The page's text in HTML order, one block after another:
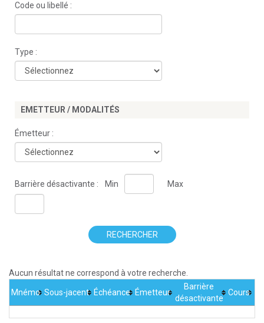
Code ou libellé :
Type :
EMETTEUR / MODALITÉS
Émetteur :
Barrière désactivante : Min Max
RECHERCHER
Aucun résultat ne correspond à votre recherche.
Mnémo Sous-jacent Échéance Émetteur
Barrière
désactivante
Cours